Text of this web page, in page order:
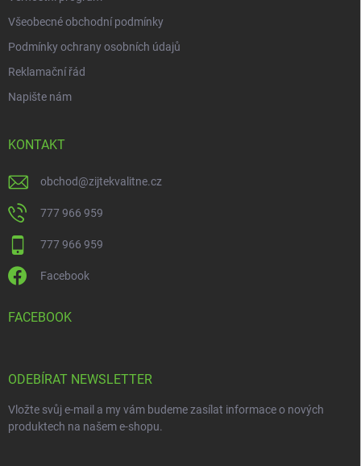
Všeobecné obchodní podmínky
Podmínky ochrany osobních údajů
Reklamační řád
Napište nám
KONTAKT
obchod@zijtekvalitne.cz
777 966 959
777 966 959
Facebook
FACEBOOK
ODEBÍRAT NEWSLETTER
Vložte svůj e-mail a my vám budeme zasílat informace o nových
produktech na našem e-shopu.